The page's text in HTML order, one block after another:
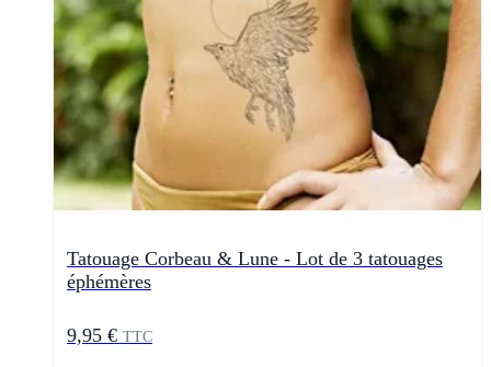
Tatouage Corbeau & Lune - Lot de 3 tatouages
éphémères
9,95 € TTC